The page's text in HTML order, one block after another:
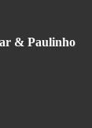
& Paulinho